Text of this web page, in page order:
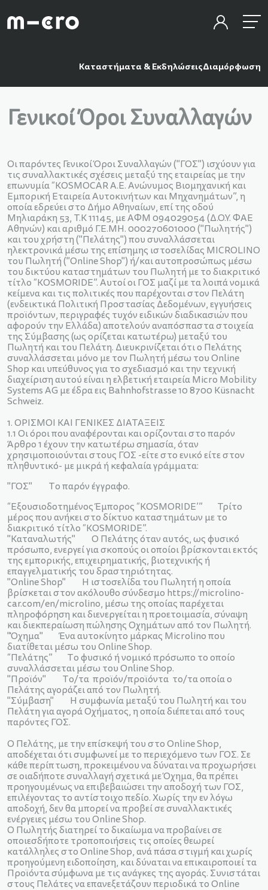
Καταστήματα & ΕκδηλώσειςΔιαμόρφωση
Γενικοί Όροι Συναλλαγών
Οι παρόντες Γενικοί Όροι Συναλλαγών ("ΓΟΣ") ισχύουν για
τις συναλλακτικές σχέσεις μεταξύ της εταιρείας με την
επωνυμία “KOSMOCAR Α.Ε. Ανώνυμος Βιομηχανική και
Εμπορική Εταιρεία Αυτοκινήτων και Μηχανημάτων”, η
οποία εδρεύει στο Δήμο Αθηναίων, επί της οδού
Μηλιαράκη 53, Τ.Κ 11145, με ΑΦΜ 094029054 (Δ.Ο.Υ. ΦΑΕ
Αθηνών) και αριθμό Γ.Ε.ΜΗ. 000270601000 ("Πωλητής")
και του χρήστη ("Πελάτης") που συναλλάσσεται
ηλεκτρονικά μέσω της επίσημης ιστοσελίδας MICROLINO
του Πωλητή ("Online Shop") ή/και αυτοπροσώπως μέσω
του δικτύου καταστημάτων του Πωλητή με το διακριτικό
τίτλο “KOSMORIDE”. Αυτοί οι ΓΟΣ μαζί με τα λοιπά νομικά
κείμενα και τις πολιτικές που παρέχονται στον Πελάτη
(ενδεικτικά Πολιτική Προστασίας Δεδομένων, εγγυήσεις
προϊόντων, περιγραφές τυχόν ειδικών διαδικασιών που
αφορούν την Ελλάδα) αποτελούν αναπόσπαστα στοιχεία
της Σύμβασης (ως ορίζεται κατωτέρω) μεταξύ του
Πωλητή και του Πελάτη. Διευκρινίζεται ότι ο Πελάτης
συναλλάσσεται μόνο με τον Πωλητή μέσω του Online
Shop και υπεύθυνος για το σχεδιασμό και την τεχνική
διαχείριση αυτού είναι η ελβετική εταιρεία Micro Mobility
Systems AG με έδρα εις Bahnhofstrasse 10 8700 Küsnacht
Schweiz.
1. ΟΡΙΣΜΟΙ ΚΑΙ ΓΕΝΙΚΕΣ ΔΙΑΤΑΞΕΙΣ
1.1 Οι όροι που αναφέρονται και ορίζονται στο παρόν
Άρθρο 1 έχουν την κατωτέρω σημασία, όταν
χρησιμοποιούνται στους ΓΟΣ -είτε στο ενικό είτε στον
πληθυντικό- με μικρά ή κεφαλαία γράμματα:
"ΓΟΣ" Το παρόν έγγραφο.
“Εξουσιοδοτημένος Έμπορος “KOSMORIDE’” Τρίτο
μέρος που ανήκει στο δίκτυο καταστημάτων με το
διακριτικό τίτλο “KOSMORIDE”.
"Καταναλωτής" Ο Πελάτης όταν αυτός, ως φυσικό
πρόσωπο, ενεργεί για σκοπούς οι οποίοι βρίσκονται εκτός
της εμπορικής, επιχειρηματικής, βιοτεχνικής ή
επαγγελματικής του δραστηριότητας.
"Online Shop" Η ιστοσελίδα του Πωλητή η οποία
βρίσκεται στον ακόλουθο σύνδεσμο https://microlino-
car.com/en/microlino, μέσω της οποίας παρέχεται
πληροφόρηση και διενεργείται η προετοιμασία, σύναψη
και διεκπεραίωση πώλησης Oχημάτων από τον Πωλητή.
"Όχημα" Ένα αυτοκίνητο μάρκας Microlino που
διατίθεται μέσω του Online Shop.
“Πελάτης” Το φυσικό ή νομικό πρόσωπο το οποίο
συναλλάσσεται μέσω του Online Shop.
"Προϊόν" Το/τα προϊόν/προϊόντα το/τα οποία ο
Πελάτης αγοράζει από τον Πωλητή.
"Σύμβαση" Η συμφωνία μεταξύ του Πωλητή και του
Πελάτη για αγορά Οχήματος, η οποία διέπεται από τους
παρόντες ΓΟΣ.
Ο Πελάτης, με την επίσκεψή του στο Online Shop,
αποδέχεται ότι συμφωνεί με το περιεχόμενο των ΓΟΣ. Σε
κάθε περίπτωση, προκειμένου να δύναται να προχωρήσει
σε οιαδήποτε συναλλαγή σχετικά με Όχημα, θα πρέπει
προηγουμένως να επιβεβαιώσει την αποδοχή των ΓΟΣ,
επιλέγοντας το αντίστοιχο πεδίο. Χωρίς την εν λόγω
αποδοχή, δεν θα μπορεί να προβεί σε συναλλακτικές
ενέργειες μέσω του Online Shop.
Ο Πωλητής διατηρεί το δικαίωμα να προβαίνει σε
οποιεσδήποτε τροποποιήσεις τις οποίες θεωρεί
κατάλληλες στο Online Shop, ανά πάσα στιγμή και χωρίς
προηγούμενη ειδοποίηση, και δύναται να επικαιροποιεί τα
Προϊόντα σύμφωνα με τις ανάγκες της αγοράς. Συνιστάται
στους Πελάτες να επανεξετάζουν περιοδικά το Online